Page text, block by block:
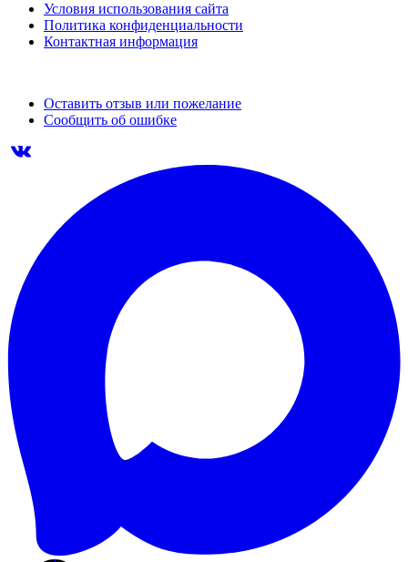
Условия использования сайта
Политика конфиденциальности
Контактная информация
Оставить отзыв или пожелание
Сообщить об ошибке